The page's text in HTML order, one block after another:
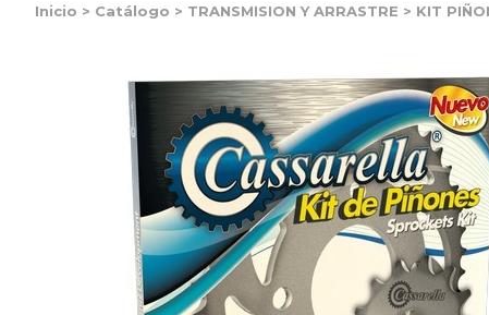
Inicio > Catálogo > TRANSMISION Y ARRASTRE > KIT